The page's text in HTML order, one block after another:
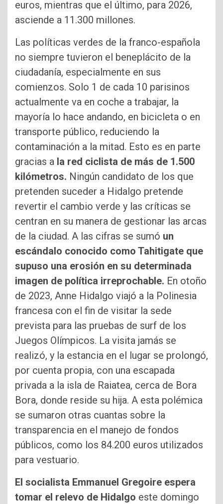
euros, mientras que el último, para 2026,
asciende a 11.300 millones.
Las políticas verdes de la franco-española
no siempre tuvieron el beneplácito de la
ciudadanía, especialmente en sus
comienzos. Solo 1 de cada 10 parisinos
actualmente va en coche a trabajar, la
mayoría lo hace andando, en bicicleta o en
transporte público, reduciendo la
contaminación a la mitad. Esto es en parte
gracias a la red ciclista de más de 1.500
kilómetros. Ningún candidato de los que
pretenden suceder a Hidalgo pretende
revertir el cambio verde y las críticas se
centran en su manera de gestionar las arcas
de la ciudad. A las cifras se sumó un
escándalo conocido como Tahitigate que
supuso una erosión en su determinada
imagen de política irreprochable. En otoño
de 2023, Anne Hidalgo viajó a la Polinesia
francesa con el fin de visitar la sede
prevista para las pruebas de surf de los
Juegos Olímpicos. La visita jamás se
realizó, y la estancia en el lugar se prolongó,
por cuenta propia, con una escapada
privada a la isla de Raiatea, cerca de Bora
Bora, donde reside su hija. A esta polémica
se sumaron otras cuantas sobre la
transparencia en el manejo de fondos
públicos, como los 84.200 euros utilizados
para vestuario.
El socialista Emmanuel Gregoire espera
tomar el relevo de Hidalgo este domingo